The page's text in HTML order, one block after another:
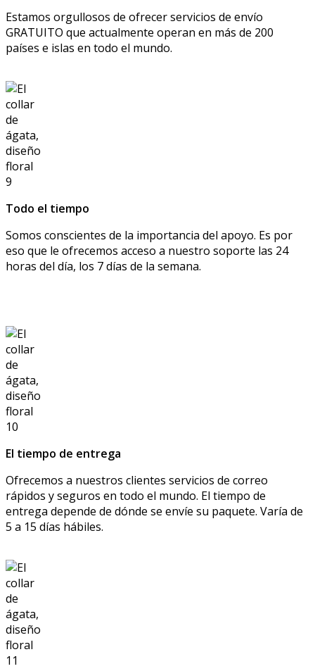
Estamos orgullosos de ofrecer servicios de envío
GRATUITO que actualmente operan en más de 200
países e islas en todo el mundo.
Todo el tiempo
Somos conscientes de la importancia del apoyo. Es por
eso que le ofrecemos acceso a nuestro soporte las 24
horas del día, los 7 días de la semana.
El tiempo de entrega
Ofrecemos a nuestros clientes servicios de correo
rápidos y seguros en todo el mundo. El tiempo de
entrega depende de dónde se envíe su paquete. Varía de
5 a 15 días hábiles.